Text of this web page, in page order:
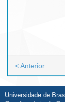
< Anterior
Universidade de